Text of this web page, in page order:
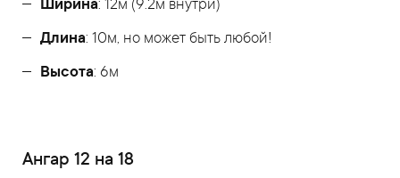
Ширина: 12м (9.2м внутри)
Длина: 10м, но может быть любой!
Высота: 6м
Ангар 12 на 18